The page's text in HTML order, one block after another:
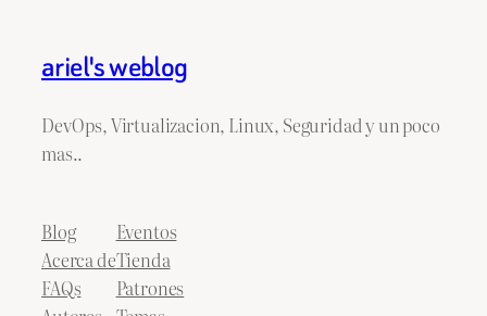
ariel's weblog
DevOps, Virtualizacion, Linux, Seguridad y un poco
mas..
Blog
Acerca de
FAQs
Eventos
Tienda
Patrones